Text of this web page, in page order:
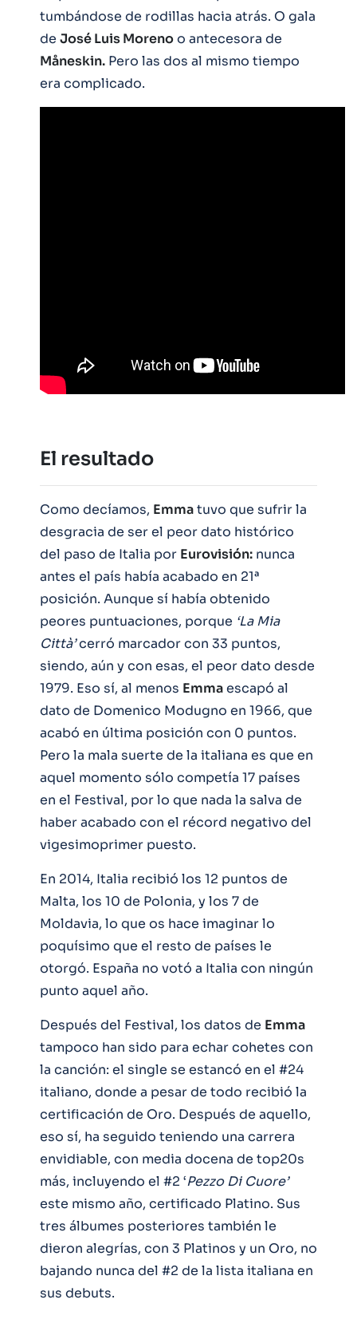
tumbándose de rodillas hacia atrás. O gala
de José Luis Morenoo antecesora de
Måneskin. Pero las dos al mismo tiempo
era complicado.
El resultado
Como decíamos, Emmatuvo que sufrir la
desgracia de ser el peor dato histórico
del paso de Italia por Eurovisión: nunca
antes el país había acabado en 21ª
posición. Aunque sí había obtenido
peores puntuaciones, porque ‘La Mia
Città’cerró marcador con 33 puntos,
siendo, aún y con esas, el peor dato desde
1979. Eso sí, al menos Emmaescapó al
dato de Domenico Modugno en 1966, que
acabó en última posición con 0 puntos.
Pero la mala suerte de la italiana es que en
aquel momento sólo competía 17 países
en el Festival, por lo que nada la salva de
haber acabado con el récord negativo del
vigesimoprimer puesto.
En 2014, Italia recibió los 12 puntos de
Malta, los 10 de Polonia, y los 7 de
Moldavia, lo que os hace imaginar lo
poquísimo que el resto de países le
otorgó. España no votó a Italia con ningún
punto aquel año.
Después del Festival, los datos de Emma
tampoco han sido para echar cohetes con
la canción: el single se estancó en el #24
italiano, donde a pesar de todo recibió la
certificación de Oro. Después de aquello,
eso sí, ha seguido teniendo una carrera
envidiable, con media docena de top20s
más, incluyendo el #2 ‘Pezzo Di Cuore’
este mismo año, certificado Platino. Sus
tres álbumes posteriores también le
dieron alegrías, con 3 Platinos y un Oro, no
bajando nunca del #2 de la lista italiana en
sus debuts.